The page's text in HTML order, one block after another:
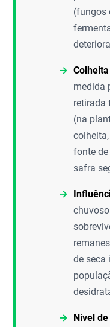
(fungos
medida
retirada
(na
fonte
safra
de seca
Nível